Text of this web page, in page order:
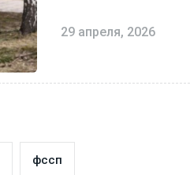
29 апреля, 2026
фссп